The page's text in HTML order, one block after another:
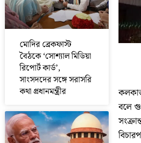
মোদির ব্রেকফাস্ট
বৈঠকে ‘সোশ্যাল মিডিয়া
রিপোর্ট কার্ড’,
সাংসদদের সঙ্গে সরাসরি
কথা প্রধানমন্ত্রীর
বলে